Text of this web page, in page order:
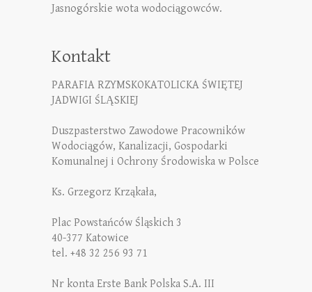
Jasnogórskie wota wodociągowców.
Kontakt
PARAFIA RZYMSKOKATOLICKA ŚWIĘTEJ
JADWIGI ŚLĄSKIEJ
Duszpasterstwo Zawodowe Pracowników
Wodociągów, Kanalizacji, Gospodarki
Komunalnej i Ochrony Środowiska w Polsce
Ks. Grzegorz Krząkała,
Plac Powstańców Śląskich 3
40-377 Katowice
tel. +48 32 256 93 71
Nr konta Erste Bank Polska S.A. III